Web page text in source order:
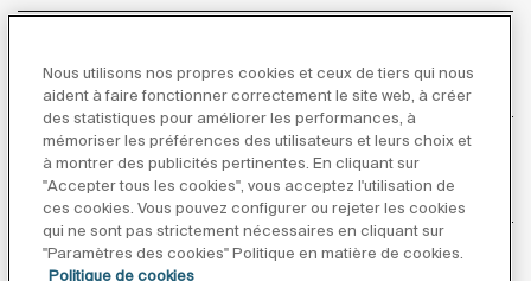
À propos de Roca
Inspiration
Suivez-nous
Nous utilisons nos propres cookies et ceux de tiers qui nous
aident à faire fonctionner correctement le site web, à créer
des statistiques pour améliorer les performances, à
mémoriser les préférences des utilisateurs et leurs choix et
à montrer des publicités pertinentes. En cliquant sur
"Accepter tous les cookies", vous acceptez l'utilisation de
ces cookies. Vous pouvez configurer ou rejeter les cookies
qui ne sont pas strictement nécessaires en cliquant sur
"Paramètres des cookies" Politique en matière de cookies.
Politique de cookies